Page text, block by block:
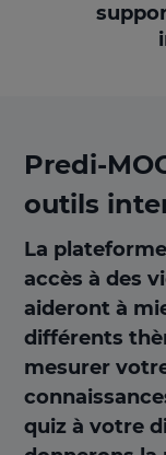
Predi-
outils
La
accès à des
aideront à
différents
mesurer
quiz à votre